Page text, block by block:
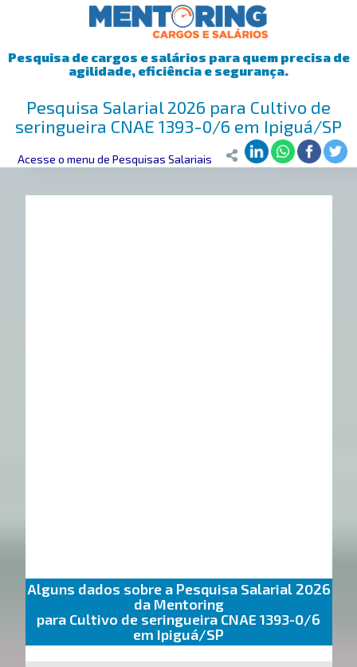
Pesquisa de cargos e salários para quem precisa de
agilidade, eficiência e segurança.
Pesquisa Salarial 2026 para Cultivo de
seringueira CNAE 1393-0/6 em Ipiguá/SP
Mentoring>Pesquisa Salarial>Ipiguá/SP> Cultivo de seringueira
Acesse o menu de Pesquisas Salariais
Alguns dados sobre a Pesquisa Salarial 2026
da Mentoring
para Cultivo de seringueira CNAE 1393-0/6
em Ipiguá/SP